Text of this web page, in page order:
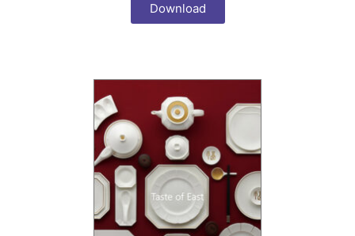
Download